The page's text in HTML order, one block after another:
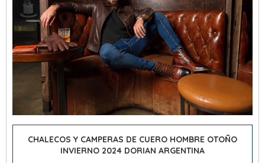
CHALECOS Y CAMPERAS DE CUERO HOMBRE OTOÑO
INVIERNO 2024 DORIAN ARGENTINA